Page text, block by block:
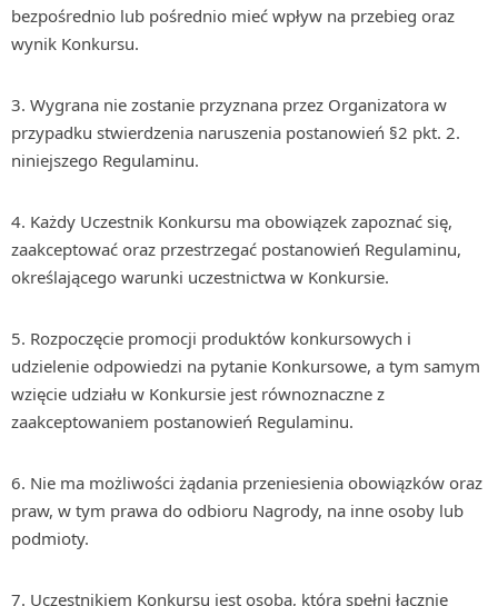
bezpośrednio lub pośrednio mieć wpływ na przebieg oraz
wynik Konkursu.
Wygrana nie zostanie przyznana przez Organizatora w
przypadku stwierdzenia naruszenia postanowień §2 pkt. 2.
niniejszego Regulaminu.
Każdy Uczestnik Konkursu ma obowiązek zapoznać się,
zaakceptować oraz przestrzegać postanowień Regulaminu,
określającego warunki uczestnictwa w Konkursie.
Rozpoczęcie promocji produktów konkursowych i
udzielenie odpowiedzi na pytanie Konkursowe, a tym samym
wzięcie udziału w Konkursie jest równoznaczne z
zaakceptowaniem postanowień Regulaminu.
Nie ma możliwości żądania przeniesienia obowiązków oraz
praw, w tym prawa do odbioru Nagrody, na inne osoby lub
podmioty.
Uczestnikiem Konkursu jest osoba, która spełni łącznie